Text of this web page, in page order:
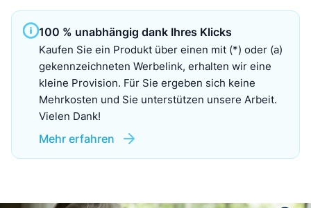
100 % unabhängig dank Ihres Klicks
Kaufen Sie ein Produkt über einen mit (*) oder (a)
gekennzeichneten Werbelink, erhalten wir eine
kleine Provision. Für Sie ergeben sich keine
Mehrkosten und Sie unterstützen unsere Arbeit.
Vielen Dank!
Mehr erfahren